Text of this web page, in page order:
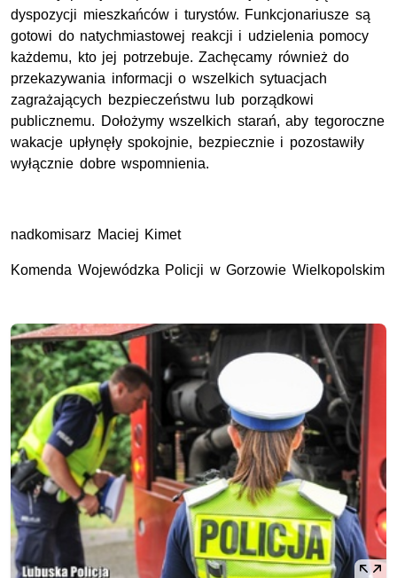
dyspozycji mieszkańców i turystów. Funkcjonariusze są
gotowi do natychmiastowej reakcji i udzielenia pomocy
każdemu, kto jej potrzebuje. Zachęcamy również do
przekazywania informacji o wszelkich sytuacjach
zagrażających bezpieczeństwu lub porządkowi
publicznemu. Dołożymy wszelkich starań, aby tegoroczne
wakacje upłynęły spokojnie, bezpiecznie i pozostawiły
wyłącznie dobre wspomnienia.
nadkomisarz Maciej Kimet
Komenda Wojewódzka Policji w Gorzowie Wielkopolskim